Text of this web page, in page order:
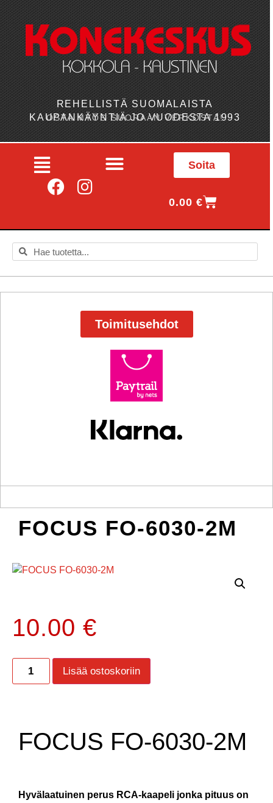
REHELLISTÄ SUOMALAISTA
KAUPANKÄYNTIÄ JO VUODESTA 1993
OSTA MYÖS SUORAAN VERKOSTA!
Soita
0.00€
Toimitusehdot
FOCUS FO-6030-2M
10.00 €
Lisää ostoskoriin
FOCUS FO-6030-2M
Hyvälaatuinen perus RCA-kaapeli jonka pituus on